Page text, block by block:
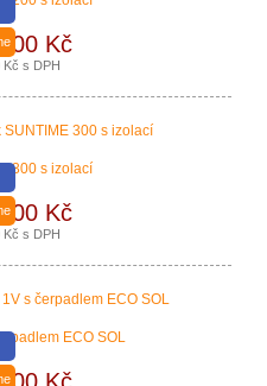
dotace snadno s PROPULS SOLAR.
Kč
Kč s DPH
300 s izolací
Kč
Kč s DPH
s čerpadlem ECO SOL